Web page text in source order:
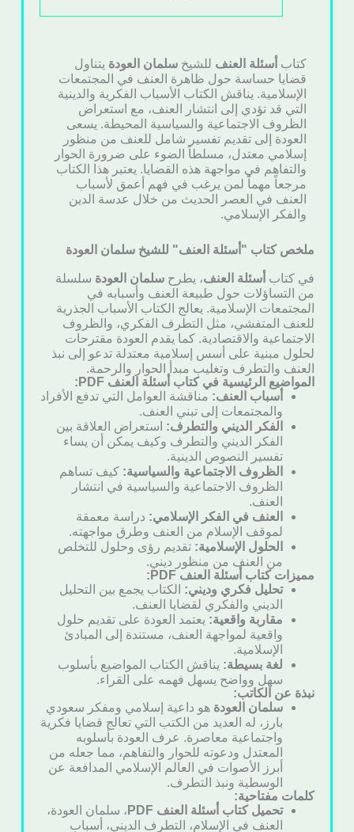
كتاب أسئلة العنف للشيخ سلمان العودة يتناول
قضايا حساسة حول ظاهرة العنف في المجتمعات
الإسلامية. يناقش الكتاب الأسباب الفكرية والدينية
التي قد تؤدي إلى انتشار العنف، مع استعراض
الظروف الاجتماعية والسياسية المحيطة. يسعى
العودة إلى تقديم تفسير شامل للعنف من منظور
إسلامي معتدل، مسلطاً الضوء على ضرورة الحوار
والتفاهم في مواجهة هذه القضايا. يعتبر هذا الكتاب
مرجعاً مهماً لمن يرغب في فهم أعمق لأسباب
العنف في العصر الحديث من خلال عدسة الدين
والفكر الإسلامي.
ملخص كتاب "أسئلة العنف" للشيخ سلمان العودة
في كتاب أسئلة العنف، يطرح سلمان العودة سلسلة
من التساؤلات حول طبيعة العنف وأسبابه في
المجتمعات الإسلامية. يعالج الكتاب الأسباب الجذرية
للعنف المتفشي، مثل التطرف الفكري، والظروف
الاجتماعية والاقتصادية. كما يقدم العودة مقترحات
لحلول مبنية على أسس إسلامية معتدلة تدعو إلى نبذ
العنف والتطرف وتغليب مبدأ الحوار والرحمة.
المواضيع الرئيسية في كتاب أسئلة العنف PDF:
أسباب العنف: مناقشة العوامل التي تدفع الأفراد
والمجتمعات إلى تبني العنف.
الفكر الديني والتطرف: استعراض العلاقة بين
الفكر الديني والتطرف وكيف يمكن أن يساء
تفسير النصوص الدينية.
الظروف الاجتماعية والسياسية: كيف تساهم
الظروف الاجتماعية والسياسية في انتشار
العنف.
العنف في الفكر الإسلامي: دراسة معمقة
لموقف الإسلام من العنف وطرق مواجهته.
الحلول الإسلامية: تقديم رؤى وحلول للتخلص
من العنف من منظور ديني.
مميزات كتاب أسئلة العنف PDF:
تحليل فكري وديني: الكتاب يجمع بين التحليل
الديني والفكري لقضايا العنف.
مقاربة واقعية: يعتمد العودة على تقديم حلول
واقعية لمواجهة العنف، مستندة إلى المبادئ
الإسلامية.
لغة بسيطة: يناقش الكتاب المواضيع بأسلوب
سهل وواضح يسهل فهمه على القراء.
نبذة عن الكاتب:
سلمان العودة هو داعية إسلامي ومفكر سعودي
بارز، له العديد من الكتب التي تعالج قضايا فكرية
واجتماعية معاصرة. عرف العودة بأسلوبه
المعتدل ودعوته للحوار والتفاهم، مما جعله من
أبرز الأصوات في العالم الإسلامي المدافعة عن
الوسطية ونبذ التطرف.
كلمات مفتاحية:
تحميل كتاب أسئلة العنف PDF
، سلمان العودة،
العنف في الإسلام، التطرف الديني، أسباب